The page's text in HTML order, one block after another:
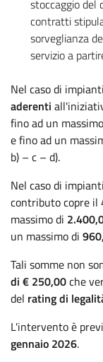
stoccaggio del
contratti
sorveglianza
servizio a
Nel caso di
aderenti
fino ad un
e fino ad un
b) – c – d).
Nel caso di
contributo copre il
massimo di
un massimo di
Tali somme non
di € 250,00che
del rating di
L'intervento è
gennaio 2026.